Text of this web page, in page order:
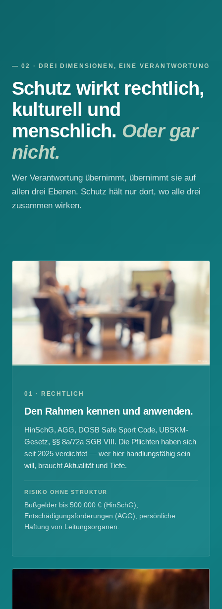
— 02 · DREI DIMENSIONEN, EINE VERANTWORTUNG
Schutz wirkt rechtlich,
kulturell und
menschlich. Oder gar
nicht.
Wer Verantwortung übernimmt, übernimmt sie auf
allen drei Ebenen. Schutz hält nur dort, wo alle drei
zusammen wirken.
01 · RECHTLICH
Den Rahmen kennen und anwenden.
HinSchG, AGG, DOSB Safe Sport Code, UBSKM-
Gesetz, §§ 8a/72a SGB VIII. Die Pflichten haben sich
seit 2025 verdichtet — wer hier handlungsfähig sein
will, braucht Aktualität und Tiefe.
RISIKO OHNE STRUKTUR
Bußgelder bis 500.000 € (HinSchG),
Entschädigungsforderungen (AGG), persönliche
Haftung von Leitungsorganen.